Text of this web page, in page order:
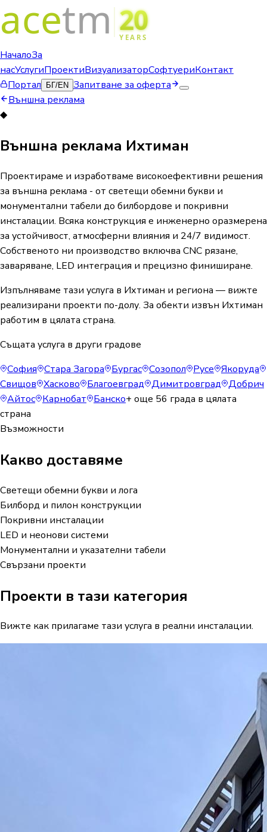
НачалоЗа
насУслугиПроектиВизуализаторСофтуериКонтакт
Портал
БГ/EN
Запитване за оферта
Външна реклама
◆
Външна реклама Ихтиман
Проектираме и изработваме високоефективни решения
за външна реклама - от светещи обемни букви и
монументални табели до билбордове и покривни
инсталации. Всяка конструкция е инженерно оразмерена
за устойчивост, атмосферни влияния и 24/7 видимост.
Собственото ни производство включва CNC рязане,
заваряване, LED интеграция и прецизно финиширане.
Изпълняваме тази услуга в Ихтиман и региона — вижте
реализирани проекти по-долу. За обекти извън Ихтиман
работим в цялата страна.
Същата услуга в други градове
София Стара Загора Бургас Созопол Русе Якоруда
Свищов Хасково Благоевград Димитровград Добрич
Айтос Карнобат Банско+ още 56 града в цялата
страна
Възможности
Какво доставяме
Светещи обемни букви и лога
Билборд и пилон конструкции
Покривни инсталации
LED и неонови системи
Монументални и указателни табели
Свързани проекти
Проекти в тази категория
Вижте как прилагаме тази услуга в реални инсталации.